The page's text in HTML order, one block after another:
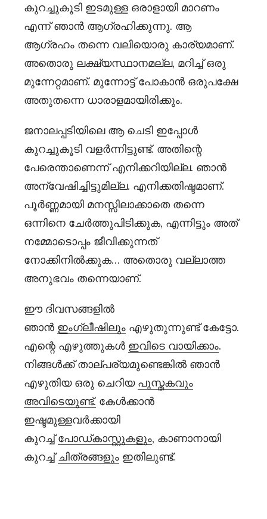
കുറച്ചുകൂടി ഇടമുള്ള ഒരാളായി മാറണം
എന്ന് ഞാൻ ആഗ്രഹിക്കുന്നു. ആ
ആഗ്രഹം തന്നെ വലിയൊരു കാര്യമാണ്.
അതൊരു ലക്ഷ്യസ്ഥാനമല്ല, മറിച്ച് ഒരു
മുന്നേറ്റമാണ്. മുന്നോട്ട് പോകാൻ ഒരുപക്ഷേ
അതുതന്നെ ധാരാളമായിരിക്കും.
ജനാലപ്പടിയിലെ ആ ചെടി ഇപ്പോൾ
കുറച്ചുകൂടി വളർന്നിട്ടുണ്ട്. അതിന്റെ
പേരെന്താണെന്ന് എനിക്കറിയില്ല. ഞാൻ
അന്വേഷിച്ചിട്ടുമില്ല. എനിക്കതിഷ്ടമാണ്.
പൂർണ്ണമായി മനസ്സിലാക്കാതെ തന്നെ
ഒന്നിനെ ചേർത്തുപിടിക്കുക, എന്നിട്ടും അത്
നമ്മോടൊപ്പം ജീവിക്കുന്നത്
നോക്കിനിൽക്കുക… അതൊരു വല്ലാത്ത
അനുഭവം തന്നെയാണ്.
ഈ ദിവസങ്ങളിൽ
ഞാൻ ഇംഗ്ലീഷിലും എഴുതുന്നുണ്ട് കേട്ടോ.
എന്റെ എഴുത്തുകൾ ഇവിടെ വായിക്കാം.
നിങ്ങൾക്ക് താല്പര്യമുണ്ടെങ്കിൽ ഞാൻ
എഴുതിയ ഒരു ചെറിയ പുസ്തകവും
അവിടെയുണ്ട്. കേൾക്കാൻ
ഇഷ്ടമുള്ളവർക്കായി
കുറച്ച്പോഡ്‌കാസ്റ്റുകളും, കാണാനായി
കുറച്ച്ചിത്രങ്ങളും ഇതിലുണ്ട്.